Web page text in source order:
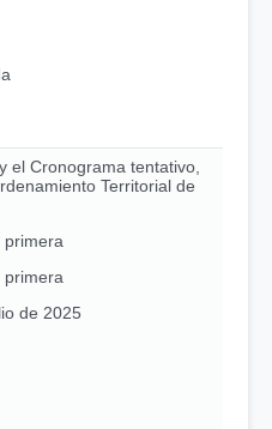
el Cronograma tentativo,
Territorial de
primera
primera
de 2025